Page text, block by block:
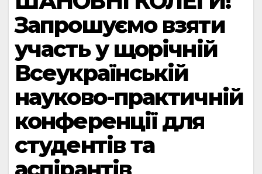
Запрошуємо взяти
участь у щорічній
Всеукраїнській
науково-практичній
конференції для
студентів та